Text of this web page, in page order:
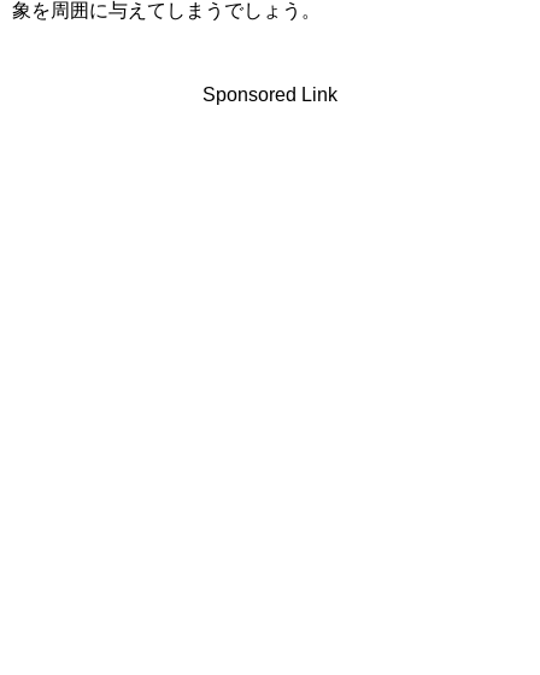
象を周囲に与えてしまうでしょう。
Sponsored Link